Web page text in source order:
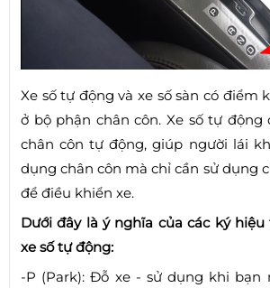
Xe số tự động và xe số sàn có điểm
ở bộ phận chân côn. Xe số tự động
chân côn tự động, giúp người lái
dụng chân côn mà chỉ cần sử dụng
để điều khiển xe.
Dưới đây là ý nghĩa của các ký
xe số tự động:
-P (Park): Đỗ xe - sử dụng khi bạn